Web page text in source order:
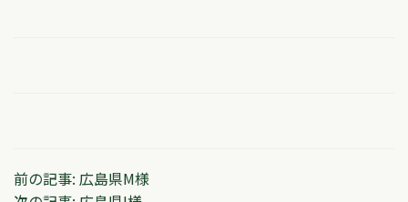
投
前の記事: 広島県M様